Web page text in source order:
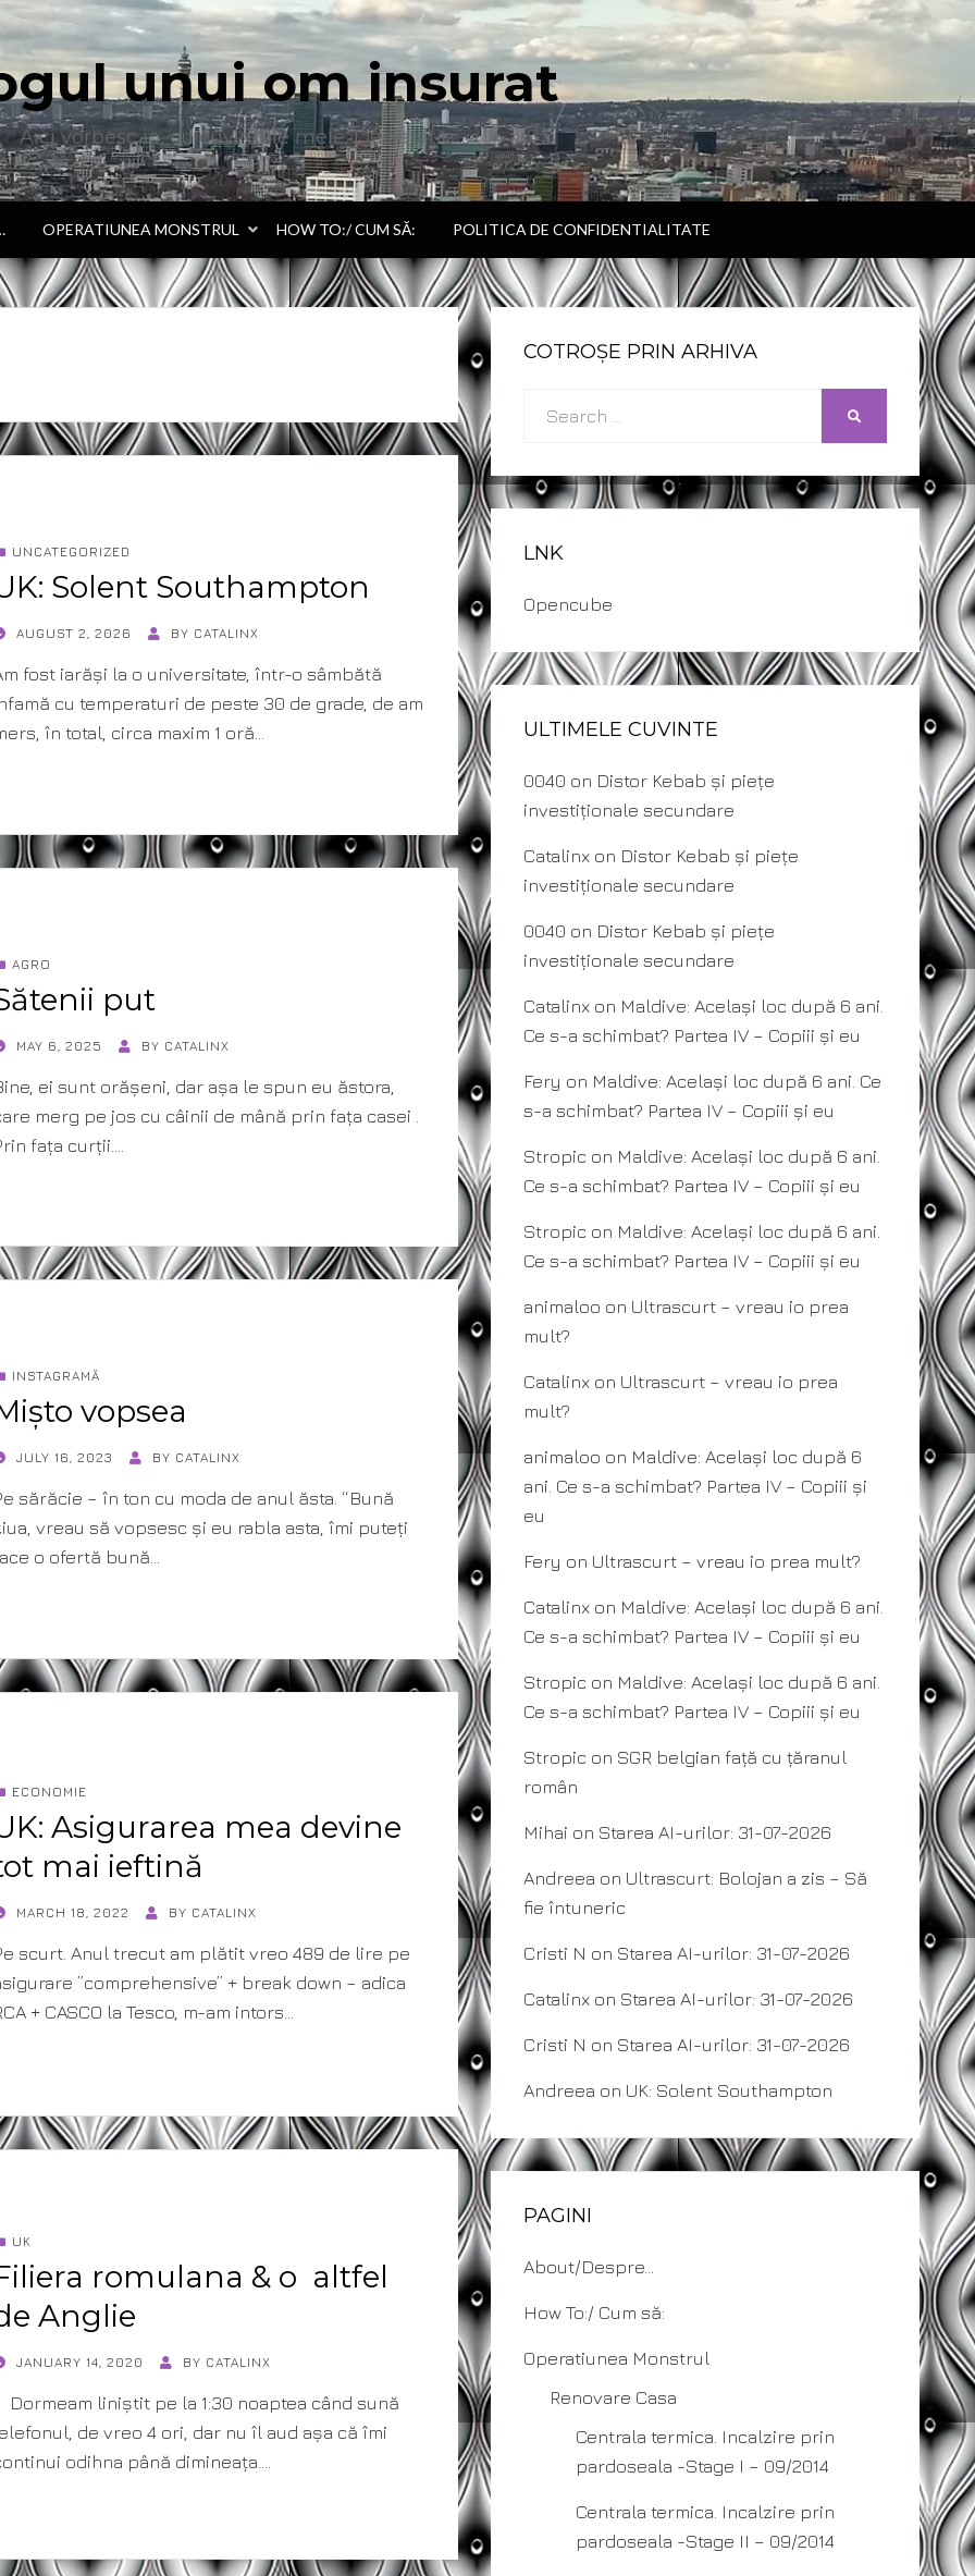
unui om insurat
Aici vorbesc io, cu cuvintele mele. Declaratie….
OPERATIUNEA MONSTRUL HOW TO:/ CUM SĂ: POLITICA DE CONFIDENTIALITATE
UNCATEGORIZED
Solent Southampton
AUGUST 2, 2026 BY CATALINX
fost iarăși la o universitate, într-o sâmbătă
cu temperaturi de peste 30 de grade, de am
în total, circa maxim 1 oră…
AGRO
put
MAY 6, 2025 BY CATALINX
ei sunt orășeni, dar așa le spun eu ăstora,
merg pe jos cu câinii de mână prin fața casei .
fața curții.…
INSTAGRAMĂ
vopsea
JULY 16, 2023 BY CATALINX
sărăcie – în ton cu moda de anul ăsta. “Bună
vreau să vopsesc și eu rabla asta, îmi puteți
o ofertă bună…
ECONOMIE
Asigurarea mea devine
mai ieftină
MARCH 18, 2022 BY CATALINX
scurt. Anul trecut am plătit vreo 489 de lire pe
”comprehensive” + break down – adica
+ CASCO la Tesco, m-am intors…
UK
romulana & o altfel
Anglie
JANUARY 14, 2020 BY CATALINX
liniștit pe la 1:30 noaptea când sună
de vreo 4 ori, dar nu îl aud așa că îmi
odihna până dimineața.…
COTROȘE PRIN ARHIVA
LNK
Opencube
ULTIMELE CUVINTE
0040 on Distor Kebab și piețe
investiționale secundare
Catalinx on Distor Kebab și piețe
investiționale secundare
0040 on Distor Kebab și piețe
investiționale secundare
Catalinx on Maldive: Același loc după 6 ani.
Ce s-a schimbat? Partea IV – Copiii și eu
Fery on Maldive: Același loc după 6 ani. Ce
s-a schimbat? Partea IV – Copiii și eu
Stropic on Maldive: Același loc după 6 ani.
Ce s-a schimbat? Partea IV – Copiii și eu
Stropic on Maldive: Același loc după 6 ani.
Ce s-a schimbat? Partea IV – Copiii și eu
animaloo on Ultrascurt – vreau io prea
mult?
Catalinx on Ultrascurt – vreau io prea
mult?
animaloo on Maldive: Același loc după 6
ani. Ce s-a schimbat? Partea IV – Copiii și
eu
Fery on Ultrascurt – vreau io prea mult?
Catalinx on Maldive: Același loc după 6 ani.
Ce s-a schimbat? Partea IV – Copiii și eu
Stropic on Maldive: Același loc după 6 ani.
Ce s-a schimbat? Partea IV – Copiii și eu
Stropic on SGR belgian față cu țăranul
român
Mihai on Starea AI-urilor: 31-07-2026
Andreea on Ultrascurt: Bolojan a zis – Să
fie întuneric
Cristi N on Starea AI-urilor: 31-07-2026
Catalinx on Starea AI-urilor: 31-07-2026
Cristi N on Starea AI-urilor: 31-07-2026
Andreea on UK: Solent Southampton
PAGINI
About/Despre…
How To:/ Cum să:
Operatiunea Monstrul
Renovare Casa
Centrala termica. Incalzire prin
pardoseala -Stage I – 09/2014
Centrala termica. Incalzire prin
pardoseala -Stage II – 09/2014